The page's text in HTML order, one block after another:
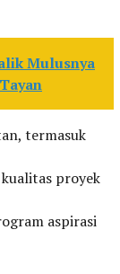
Mulusnya
termasuk
proyek
aspirasi